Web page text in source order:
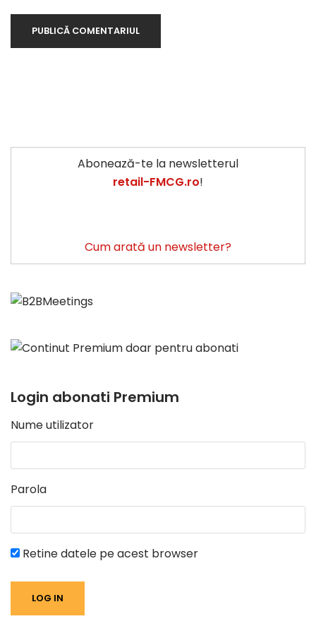
Abonează-te la newsletterul
retail-FMCG.ro!
Cum arată un newsletter?
Login abonati Premium
Nume utilizator
Parola
Retine datele pe acest browser